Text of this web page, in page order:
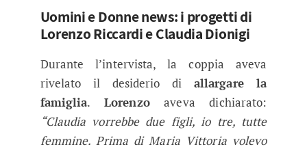
Uomini e Donne news: i progetti di
Lorenzo Riccardi e Claudia Dionigi
Durante l’intervista, la coppia aveva
rivelato il desiderio di allargare la
famiglia.Lorenzoaveva dichiarato:
“Claudia vorrebbe due figli, io tre, tutte
femmine. Prima di Maria Vittoria volevo